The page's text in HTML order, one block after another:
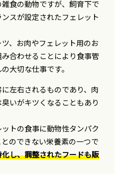
食の動物ですが、飼育下で
スが設定されたフェレット
、お肉やフェレット用のお
合わせることにより食事管
大切な仕事です。
左右されるものであり、肉
いがキツくなることもあり
トの食事に動物性タンパク
のできない栄養素の一つで
し、調整されたフードも販